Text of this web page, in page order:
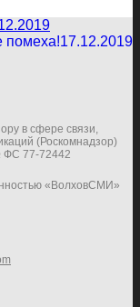
помеха!17.12.2019
в сфере связи,
(Роскомнадзор)
ФС 77-72442
«ВолховСМИ»